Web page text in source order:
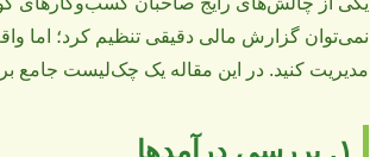
نمی‌توان گزارش مالی دقیقی تنظیم کرد؛ اما
مدیریت کنید. در این مقاله یک چک‌لیست جامع
۱. بررسی درآمدها